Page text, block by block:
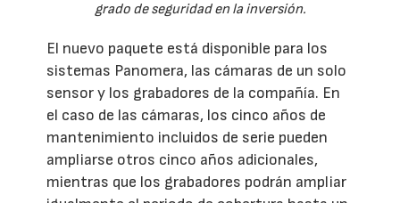
grado de seguridad en la inversión.
El nuevo paquete está disponible para los
sistemas Panomera, las cámaras de un solo
sensor y los grabadores de la compañía. En
el caso de las cámaras, los cinco años de
mantenimiento incluidos de serie pueden
ampliarse otros cinco años adicionales,
mientras que los grabadores podrán ampliar